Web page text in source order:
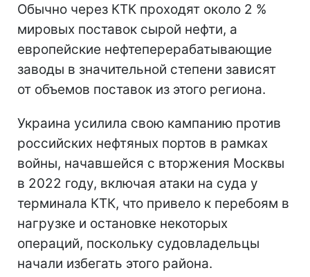
Обычно через КТК проходят около 2 %
мировых поставок сырой нефти, а
европейские нефтеперерабатывающие
заводы в значительной степени зависят
от объемов поставок из этого региона.
Украина усилила свою кампанию против
российских нефтяных портов в рамках
войны, начавшейся с вторжения Москвы
в 2022 году, включая атаки на суда у
терминала КТК, что привело к перебоям в
нагрузке и остановке некоторых
операций, поскольку судовладельцы
начали избегать этого района.